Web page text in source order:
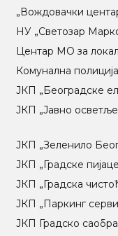
„Вождовачки
НУ „Светозар
Центар МO за
Комунална
ЈКП „Београдске
ЈКП „Јавно
ЈКП „Зеленило
ЈКП „Градске
ЈКП „Градска
ЈКП „Паркинг
ЈКП Градско